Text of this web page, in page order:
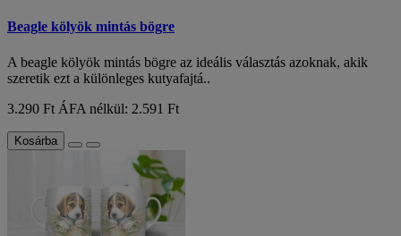
Beagle kölyök mintás bögre
A beagle kölyök mintás bögre az ideális választás azoknak, akik
szeretik ezt a különleges kutyafajtá..
3.290 Ft ÁFA nélkül: 2.591 Ft
Kosárba